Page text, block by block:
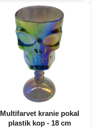
Multifarvet kranie pokal
plastik kop - 18 cm